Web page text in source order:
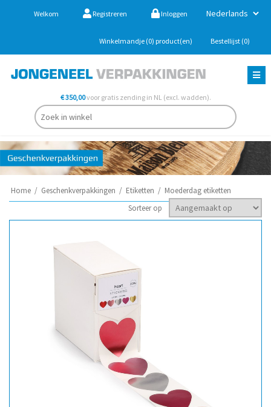
Welkom Registreren Inloggen
Winkelmandje (0) product(en) Bestellijst (0)
€ 350,00voor gratis zending in NL (excl. wadden).
Home / Geschenkverpakkingen / Etiketten / Moederdag etiketten
Sorteer op